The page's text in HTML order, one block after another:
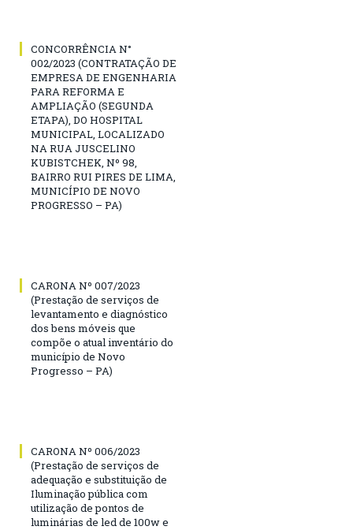
CONCORRÊNCIA N°
002/2023 (CONTRATAÇÃO DE
EMPRESA DE ENGENHARIA
PARA REFORMA E
AMPLIAÇÃO (SEGUNDA
ETAPA), DO HOSPITAL
MUNICIPAL, LOCALIZADO
NA RUA JUSCELINO
KUBISTCHEK, Nº 98,
BAIRRO RUI PIRES DE LIMA,
MUNICÍPIO DE NOVO
PROGRESSO – PA)
CARONA Nº 007/2023
(Prestação de serviços de
levantamento e diagnóstico
dos bens móveis que
compõe o atual inventário do
município de Novo
Progresso – PA)
CARONA Nº 006/2023
(Prestação de serviços de
adequação e substituição de
Iluminação pública com
utilização de pontos de
luminárias de led de 100w e